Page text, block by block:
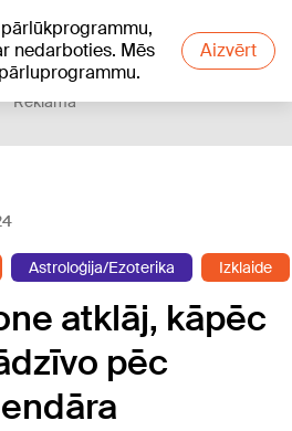
nedarboties. Mēs
Aizvērt
Reklāma
Astroloģija/Ezoterika Izklaide
atklāj, kāpēc
pēc